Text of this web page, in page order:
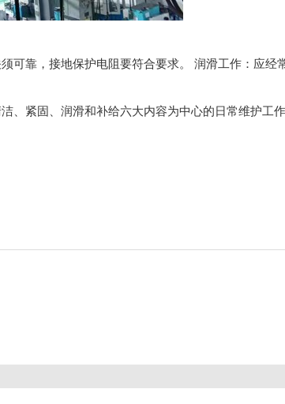
可靠，接地保护电阻要符合要求。 润滑工作：应经
、紧固、润滑和补给六大内容为中心的日常维护工作